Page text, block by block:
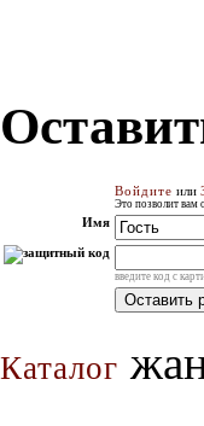
Войдите или
Это позволит вам
Имя
введите код с
Каталог